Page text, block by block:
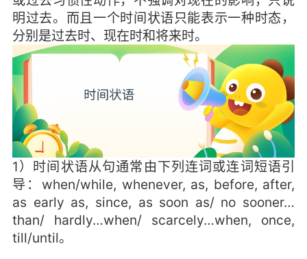
明过去。而且一个时间状语只能表示一种时态，
分别是过去时、现在时和将来时。
1）时间状语从句通常由下列连词或连词短语引
导：when/while, whenever, as, before, after,
as early as, since, as soon as/ no sooner…
than/ hardly…when/ scarcely…when, once,
till/until。